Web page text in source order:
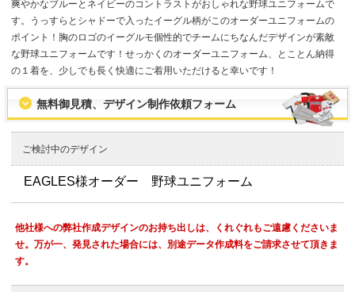
爽やかなブルーとネイビーのコントラストがおしゃれな野球ユニフォームで
す。うっすらとシャドーで入ったイーグル柄がこのオーダーユニフォームの
ポイント！胸のロゴのイーグルモ個性的でチームにちなんだデザインが素敵
な野球ユニフォームです！せっかくのオーダーユニフォーム、とことん納得
の１着を、少しでも長く快適にご着用いただけると幸いです！
無料御見積、デザイン制作依頼フォーム
ご検討中のデザイン
他社様への弊社作成デザインのお持ち出しは、くれぐれもご遠慮くださいま
せ。万が一、発見された場合には、別途データ作成料をご請求させて頂きま
す。